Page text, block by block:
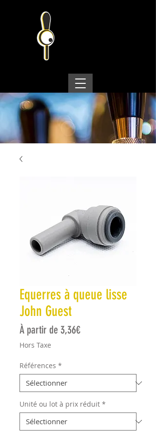
Equerres à queue lisse
John Guest
À partir de 3,36€Prix promotionnel
Hors Taxe
Références *
Unité ou lot à prix réduit *